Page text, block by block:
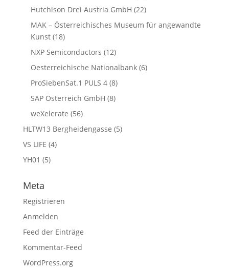
Hutchison Drei Austria GmbH (22)
MAK – Österreichisches Museum für angewandte
Kunst(18)
NXP Semiconductors (12)
Oesterreichische Nationalbank(6)
ProSiebenSat.1 PULS 4(8)
SAP Österreich GmbH (8)
weXelerate (56)
HLTW13 Bergheidengasse (5)
VS LIFE (4)
YH01 (5)
Meta
Registrieren
Anmelden
Feed der Einträge
Kommentar-Feed
WordPress.org